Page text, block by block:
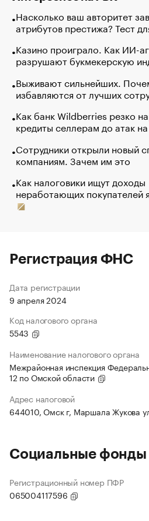
Насколько ваш авторитет
атрибутов престижа? Тест
Казино проиграло. Как ИИ-
разрушают букмекерскую
Выживают сильнейших.
избавляются от лучших
Как банк Wildberries резко
кредиты селлерам до атак
Сотрудники открыли новый
компаниям. Зачем им это
Как налоговики ищут доходы
неработающих покупателей
Регистрация ФНС
Дата регистрации
9 апреля 2024
Код налогового органа
5543
Наименование налогового органа
Межрайонная инспекция
12 по Омской области
Адрес налоговой
644010, Омск г, Маршала Жукова
Социальные фонды
Регистрационный номер ПФР
065004117596